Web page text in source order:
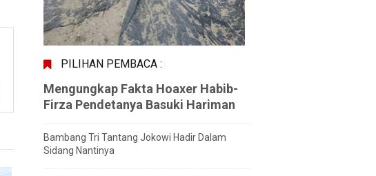
PILIHAN PEMBACA :
Mengungkap Fakta Hoaxer Habib-
Firza Pendetanya Basuki Hariman
Bambang Tri Tantang Jokowi Hadir Dalam
Sidang Nantinya